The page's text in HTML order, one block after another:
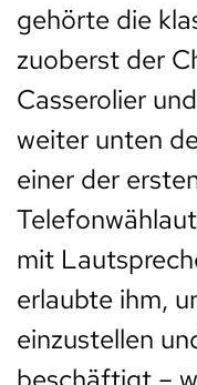
gehörte die
zuoberst der
Casserolier
weiter unten
einer der
mit
erlaubte ihm,
einzustellen